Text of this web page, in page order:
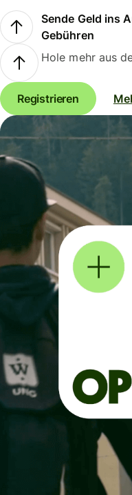
Sende Geld ins
Gebühren
Hole mehr aus
Registrieren